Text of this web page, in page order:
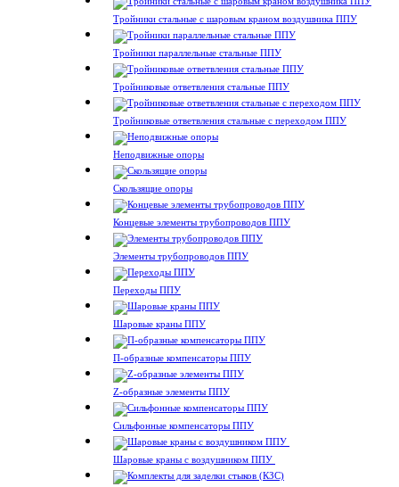
Тройники стальные с шаровым краном воздушника ППУ
Тройники параллельные стальные ППУ
Тройниковые ответвления стальные ППУ
Тройниковые ответвления стальные с переходом ППУ
Неподвижные опоры
Скользящие опоры
Концевые элементы трубопроводов ППУ
Элементы трубопроводов ППУ
Переходы ППУ
Шаровые краны ППУ
П-образные компенсаторы ППУ
Z-образные элементы ППУ
Сильфонные компенсаторы ППУ
Шаровые краны с воздушником ППУ